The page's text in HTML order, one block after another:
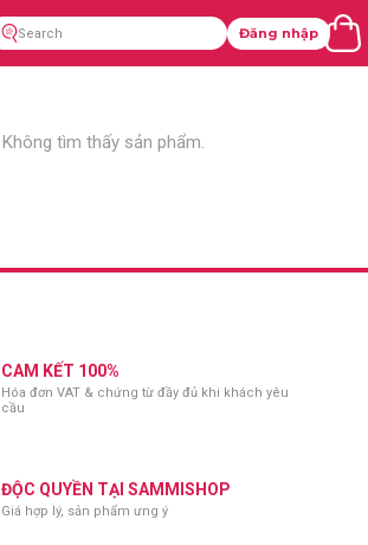
Đăng nhập
Không tìm thấy sản phẩm.
CAM KẾT 100%
Hóa đơn VAT & chứng từ đầy đủ khi khách yêu
cầu
ĐỘC QUYỀN TẠI SAMMISHOP
Giá hợp lý, sản phẩm ưng ý